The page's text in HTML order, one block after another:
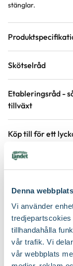
Denna
Vi använder
tredjepartscokies
tillhandahålla
vår trafik. Vi
vår webbplats
stänglar.
Krukstorlek
Växtsätt
Blomfärg Rosa
Bladfärg
Utmärkande
Certifiering
Odlare Säve
Skötselråd
Läge Sol
Jordmån
Beskärningssätt
Speciell tålighet
Etableringsråd -
tillväxt
torra perioder.
Håll rabatten fri
Gödsla inte
myllas ner runt
Köp till för ett